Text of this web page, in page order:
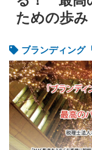
ための歩み
ブランディング